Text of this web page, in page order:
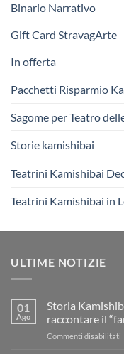
Binario Narrativo
Gift Card StravagArte
In offerta
Pacchetti Risparmio
Sagome per Teatro
Storie kamishibai
Teatrini Kamishibai
Teatrini Kamishibai in
ULTIME NOTIZIE
01
Ago
Storia
raccontare il
Commenti disabilitati